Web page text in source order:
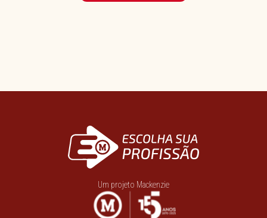
Um projeto Mackenzie